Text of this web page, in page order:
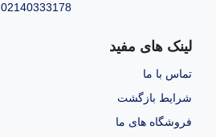
02140333178
لینک های مفید
تماس با ما
شرایط بازگشت
فروشگاه های ما